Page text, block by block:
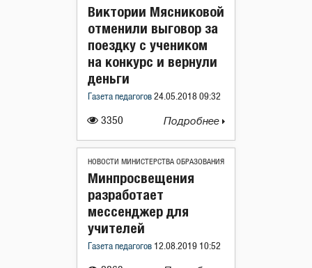
3350
Виктории Мясниковой
отменили выговор за
поездку с учеником
на конкурс и вернули
деньги
Газета педагогов 24.05.2018 09:32
Подробнее
НОВОСТИ МИНИСТЕРСТВА ОБРАЗОВАНИЯ
Минпросвещения
разработает
мессенджер для
учителей
Газета педагогов 12.08.2019 10:52